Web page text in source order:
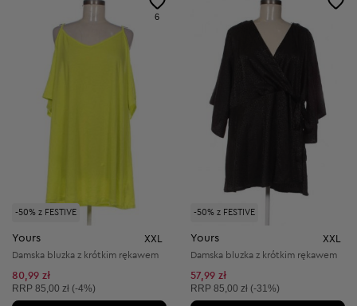
-50% z FESTIVE
6
Yours XXL
Damska bluzka z krótkim rękawem
80,99 zł
Cena sugerowana:
RRP 85,00 zł (-4%)
-50% z FESTIVE
Yours XXL
Damska bluzka z krótkim rękawem
57,99 zł
Cena sugerowana:
RRP 85,00 zł (-31%)